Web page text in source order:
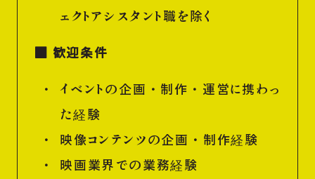
ェクトアシスタント職を除く
■ 歓迎条件
イベントの企画・制作・運営に携わっ
た経験
映像コンテンツの企画・制作経験
映画業界での業務経験